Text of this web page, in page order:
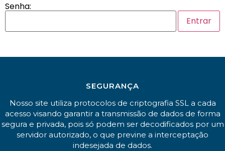
Senha:
SEGURANÇA
Nosso site utiliza protocolos de criptografia SSL a cada
acesso visando garantir a transmissão de dados de forma
segura e privada, pois só podem ser decodificados por um
servidor autorizado, o que previne a interceptação
indesejada de dados.